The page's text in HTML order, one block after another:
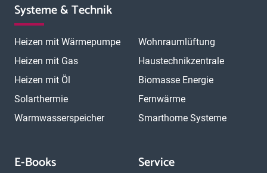
Systeme & Technik
Heizen mit Wärmepumpe
Heizen mit Gas
Heizen mit Öl
Solarthermie
Warmwasserspeicher
Wohnraumlüftung
Haustechnikzentrale
Biomasse Energie
Fernwärme
Smarthome Systeme
E-Books Service